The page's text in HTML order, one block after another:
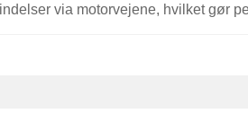
via motorvejene, hvilket gør